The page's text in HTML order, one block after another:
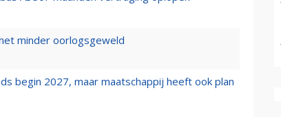
minder oorlogsgeweld
begin 2027, maar maatschappij heeft ook plan